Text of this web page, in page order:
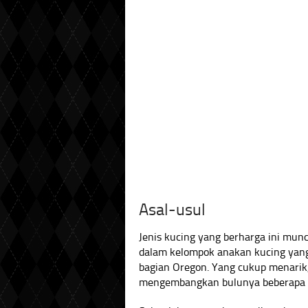
Asal-usul
Jenis kucing yang berharga ini
dalam kelompok anakan kucing
bagian Oregon. Yang cukup
mengembangkan bulunya